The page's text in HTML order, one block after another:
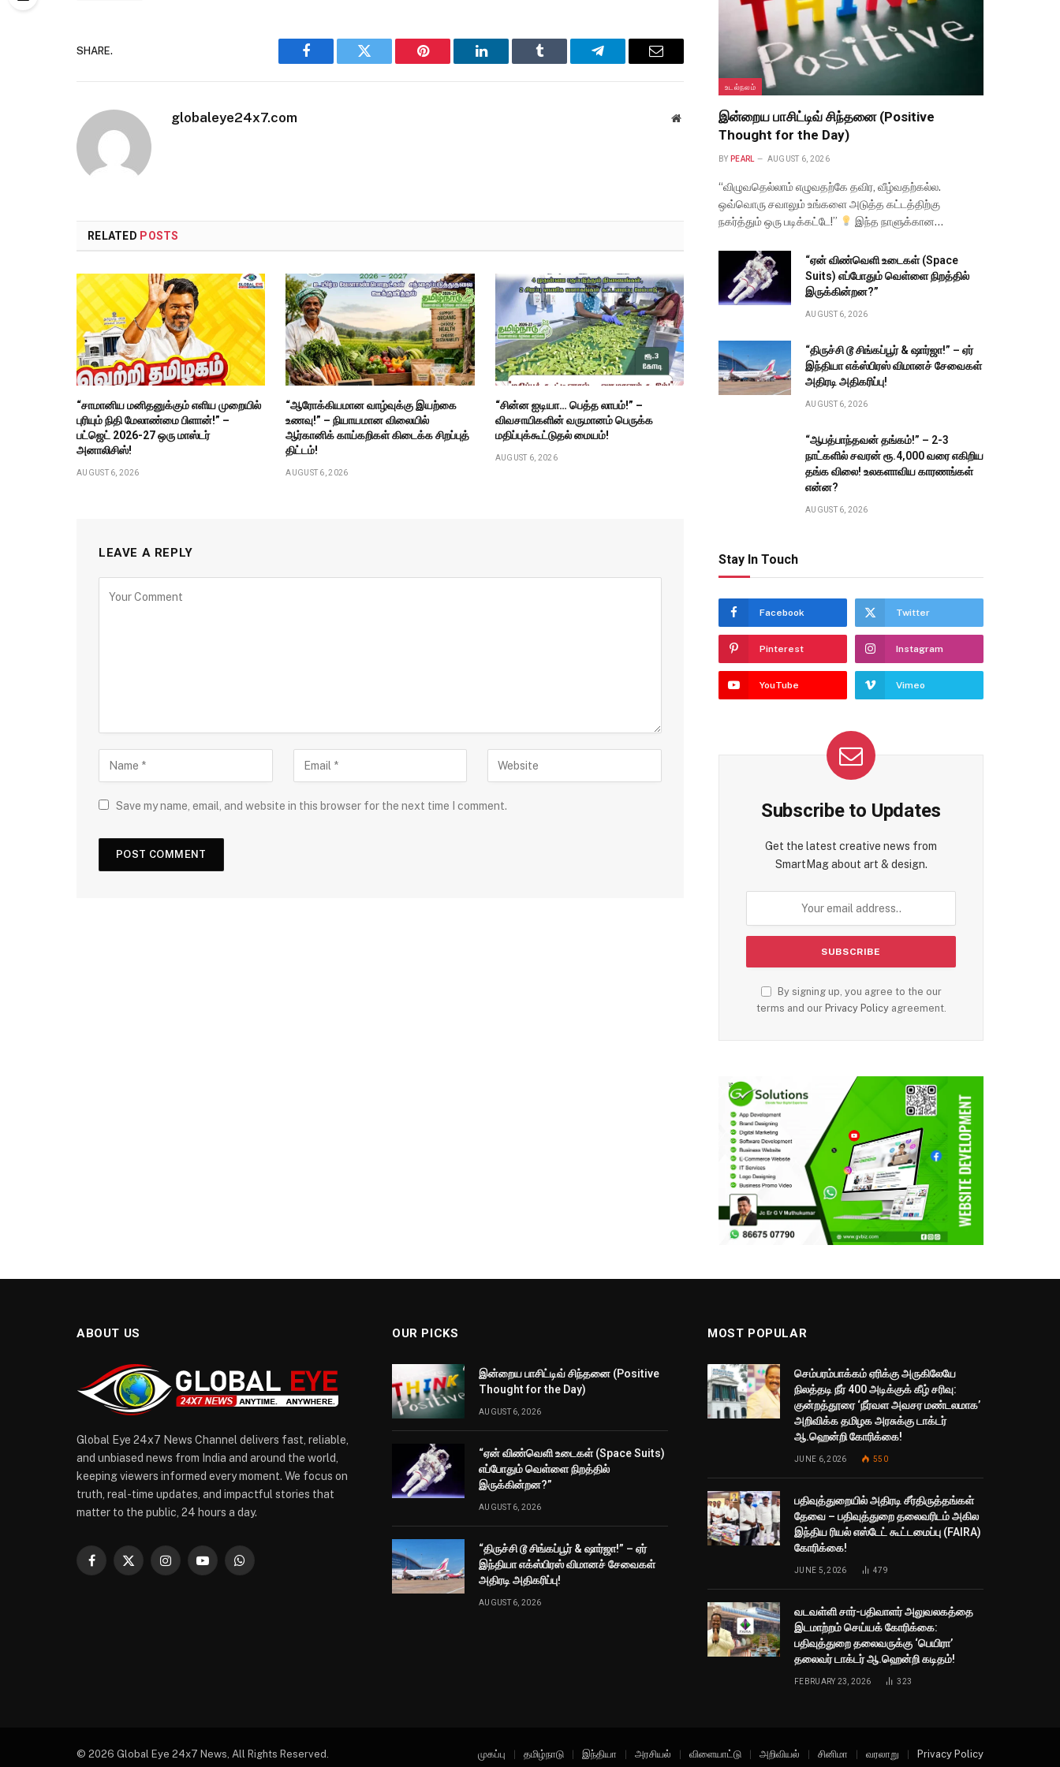
SHARE.
Facebook Twitter Pinterest LinkedIn Tumblr Telegram Email
globaleye24x7.com Website
RELATED POSTS
“சாமானிய மனிதனுக்கும் எளிய முறையில்
புரியும் நிதி மேலாண்மை பிளான்!” –
பட்ஜெட் 2026-27 ஒரு மாஸ்டர்
அனாலிசிஸ்!
AUGUST 6, 2026
“ஆரோக்கியமான வாழ்வுக்கு இயற்கை
உணவு!” – நியாயமான விலையில்
ஆர்கானிக் காய்கறிகள் கிடைக்க சிறப்புத்
திட்டம்!
AUGUST 6, 2026
“சின்ன ஐடியா… பெத்த லாபம்!” –
விவசாயிகளின் வருமானம் பெருக்க
மதிப்புக்கூட்டுதல் மையம்!
AUGUST 6, 2026
LEAVE A REPLY
Save my name, email, and website in this browser for the next time I comment.
உடல்நலம்
இன்றைய பாசிட்டிவ் சிந்தனை (Positive
Thought for the Day)
BY PEARL AUGUST 6, 2026
“விழுவதெல்லாம் எழுவதற்கே தவிர, வீழ்வதற்கல்ல.
ஒவ்வொரு சவாலும் உங்களை அடுத்த கட்டத்திற்கு
நகர்த்தும் ஒரு படிக்கட்டே!”
இந்த நாளுக்கான…
“ஏன் விண்வெளி உடைகள் (Space
Suits) எப்போதும் வெள்ளை நிறத்தில்
இருக்கின்றன?”
AUGUST 6, 2026
“திருச்சி டூ சிங்கப்பூர் & ஷார்ஜா!” – ஏர்
இந்தியா எக்ஸ்பிரஸ் விமானச் சேவைகள்
அதிரடி அதிகரிப்பு!
AUGUST 6, 2026
“ஆபத்பாந்தவன் தங்கம்!” – 2-3
நாட்களில் சவரன் ரூ.4,000 வரை எகிறிய
தங்க விலை! உலகளாவிய காரணங்கள்
என்ன?
AUGUST 6, 2026
Stay In Touch
Facebook Twitter
Pinterest Instagram
YouTube Vimeo
Subscribe to Updates
Get the latest creative news from
SmartMag about art & design.
By signing up, you agree to the our
terms and our Privacy Policyagreement.
ABOUT US
Global Eye 24x7 News Channel delivers fast, reliable,
and unbiased news from India and around the world,
keeping viewers informed every moment. We focus on
truth, real-time updates, and impactful stories that
matter to the public, 24 hours a day.
Facebook
X
InstagramYouTubeWhatsApp
OUR PICKS
இன்றைய பாசிட்டிவ் சிந்தனை (Positive
Thought for the Day)
AUGUST 6, 2026
“ஏன் விண்வெளி உடைகள் (Space Suits)
எப்போதும் வெள்ளை நிறத்தில்
இருக்கின்றன?”
AUGUST 6, 2026
“திருச்சி டூ சிங்கப்பூர் & ஷார்ஜா!” – ஏர்
இந்தியா எக்ஸ்பிரஸ் விமானச் சேவைகள்
அதிரடி அதிகரிப்பு!
AUGUST 6, 2026
MOST POPULAR
செம்பரம்பாக்கம் ஏரிக்கு அருகிலேயே
நிலத்தடி நீர் 400 அடிக்குக் கீழ் சரிவு:
குன்றத்தூரை ‘நீர்வள அவசர மண்டலமாக’
அறிவிக்க தமிழக அரசுக்கு டாக்டர்
ஆ.ஹென்றி கோரிக்கை!
JUNE 6, 2026 550
பதிவுத்துறையில் அதிரடி சீர்திருத்தங்கள்
தேவை – பதிவுத்துறை தலைவரிடம் அகில
இந்திய ரியல் எஸ்டேட் கூட்டமைப்பு (FAIRA)
கோரிக்கை!
JUNE 5, 2026 479
வடவள்ளி சார்-பதிவாளர் அலுவலகத்தை
இடமாற்றம் செய்யக் கோரிக்கை:
பதிவுத்துறை தலைவருக்கு ‘பெயிரா’
தலைவர் டாக்டர் ஆ.ஹென்றி கடிதம்!
FEBRUARY 23, 2026 323
© 2026 Global Eye 24x7 News, All Rights Reserved. முகப்பு தமிழ்நாடு இந்தியா அரசியல் விளையாட்டு அறிவியல் சினிமா வரலாறு Privacy Policy